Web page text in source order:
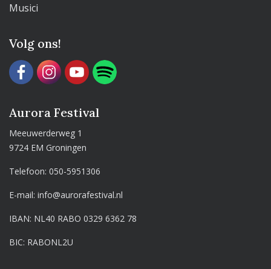
Musici
Volg ons!
Aurora Festival
Meeuwerderweg 1
9724 EM Groningen
Telefoon:050-5951306
E-mail:info@aurorafestival.nl
IBAN: NL40 RABO 0329 6362 78
BIC: RABONL2U